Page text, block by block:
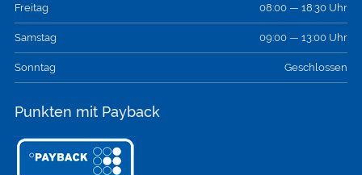
Freitag 08:00 — 18:30 Uhr
Samstag 09:00 — 13:00 Uhr
Sonntag Geschlossen
Punkten mit Payback